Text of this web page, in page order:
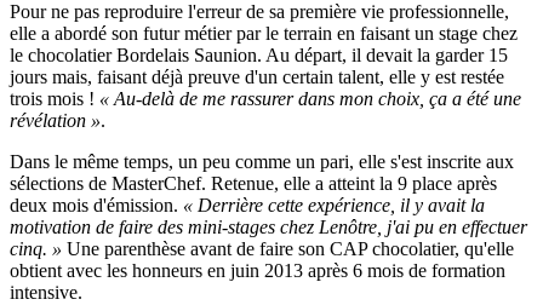
Pour ne pas reproduire l'erreur de sa première vie professionnelle,
elle a abordé son futur métier par le terrain en faisant un stage chez
le chocolatier Bordelais Saunion. Au départ, il devait la garder 15
jours mais, faisant déjà preuve d'un certain talent, elle y est restée
trois mois ! « Au-delà de me rassurer dans mon choix, ça a été une
révélation ».
Dans le même temps, un peu comme un pari, elle s'est inscrite aux
sélections de MasterChef. Retenue, elle a atteint la 9 place après
deux mois d'émission. « Derrière cette expérience, il y avait la
motivation de faire des mini-stages chez Lenôtre, j'ai pu en effectuer
cinq. » Une parenthèse avant de faire son CAP chocolatier, qu'elle
obtient avec les honneurs en juin 2013 après 6 mois de formation
intensive.